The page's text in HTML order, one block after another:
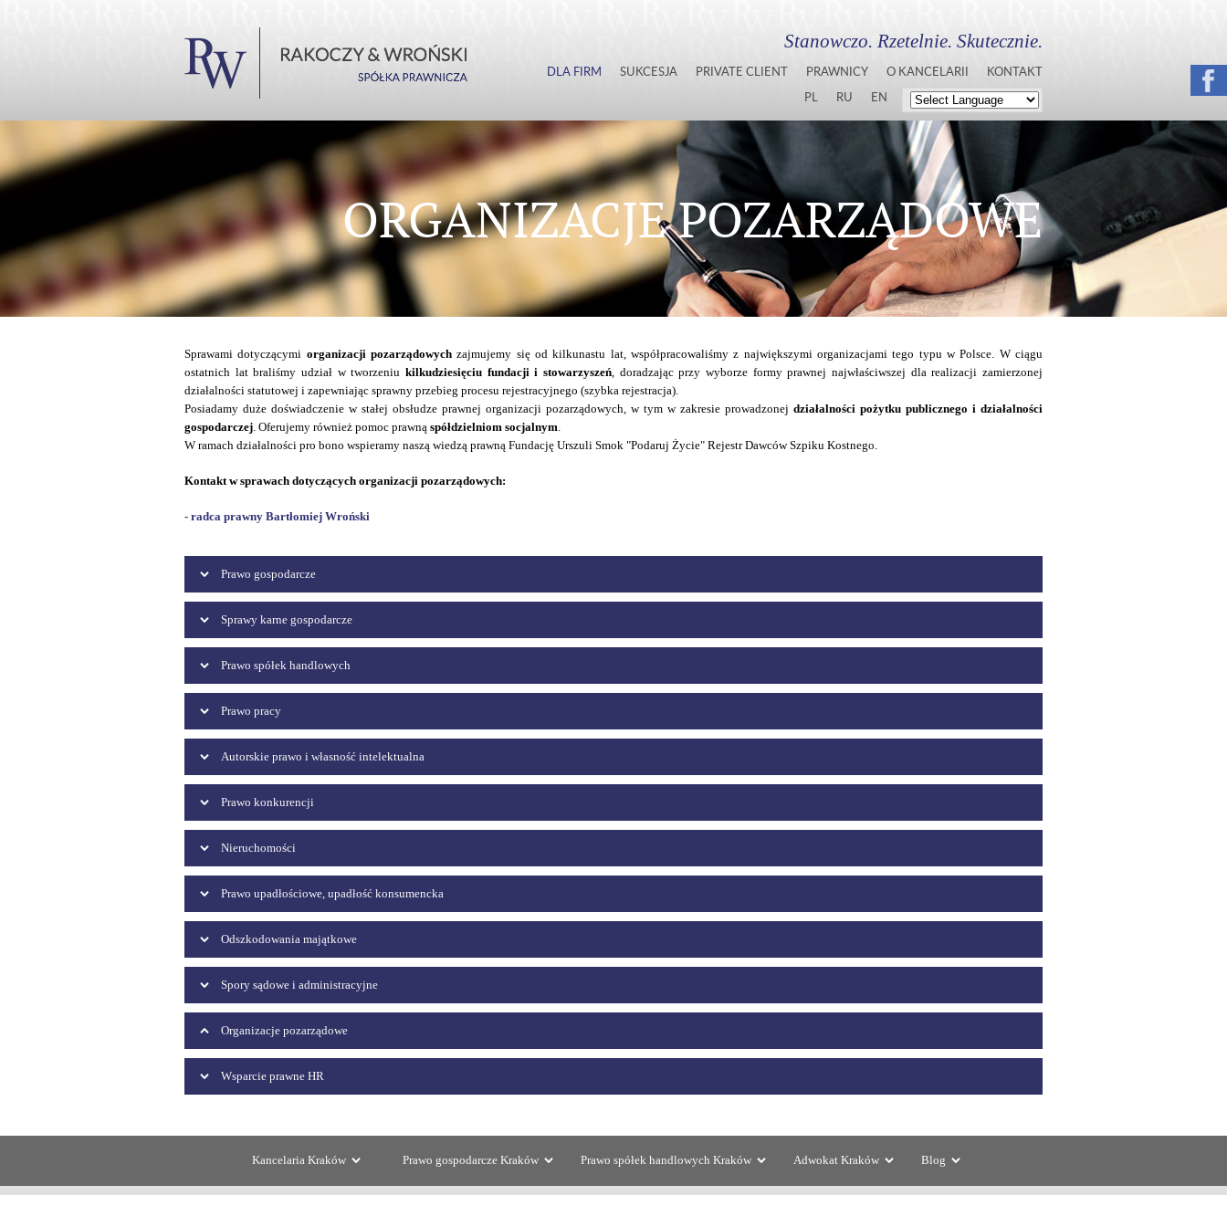
DLA FIRM SUKCESJA PRIVATE CLIENT PRAWNICY O KANCELARII KONTAKT
Stanowczo. Rzetelnie. Skutecznie.
PL RU EN
ORGANIZACJE POZARZĄDOWE
Sprawami dotyczącymi organizacji pozarządowych zajmujemy się od kilkunastu lat, współpracowaliśmy z największymi organizacjami tego typu w Polsce. W ciągu
ostatnich lat braliśmy udział w tworzeniu kilkudziesięciu fundacji i stowarzyszeń, doradzając przy wyborze formy prawnej najwłaściwszej dla realizacji zamierzonej
działalności statutowej i zapewniając sprawny przebieg procesu rejestracyjnego (szybka rejestracja).
Posiadamy duże doświadczenie w stałej obsłudze prawnej organizacji pozarządowych, w tym w zakresie prowadzonej działalności pożytku publicznego i działalności
gospodarczej. Oferujemy również pomoc prawną spółdzielniom socjalnym.
W ramach działalności pro bono wspieramy naszą wiedzą prawną Fundację Urszuli Smok "Podaruj Życie" Rejestr Dawców Szpiku Kostnego.
Kontakt w sprawach dotyczących organizacji pozarządowych:
- radca prawny Bartłomiej Wroński
Prawo gospodarcze
Sprawy karne gospodarcze
Prawo spółek handlowych
Prawo pracy
Autorskie prawo i własność intelektualna
Prawo konkurencji
Nieruchomości
Prawo upadłościowe, upadłość konsumencka
Odszkodowania majątkowe
Spory sądowe i administracyjne
Organizacje pozarządowe
Wsparcie prawne HR
Kancelaria Kraków Prawo gospodarcze Kraków Prawo spółek handlowych Kraków Adwokat Kraków Blog